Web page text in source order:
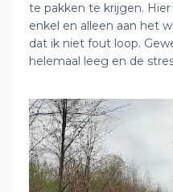
te pakken te krijgen.
enkel en alleen aan het
dat ik niet fout loop.
helemaal leeg en de